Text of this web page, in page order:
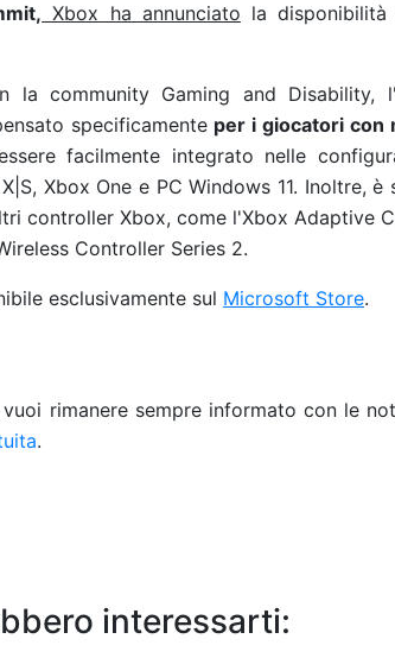
Xbox ha annunciato la disponibilità
la community Gaming and Disability,
specificamente per i giocatori con
facilmente integrato nelle
Xbox One e PC Windows 11. Inoltre,
controller Xbox, come l'Xbox Adaptive
Controller Series 2.
esclusivamente sul Microsoft Store.
rimanere sempre informato con le
.
interessarti: